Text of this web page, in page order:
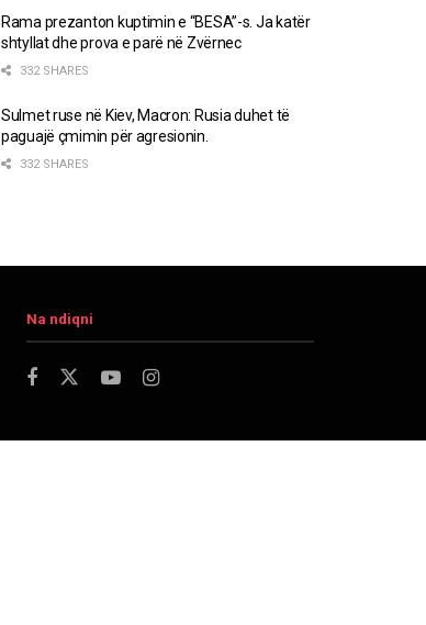
Rama prezanton kuptimin e “BESA”-s. Ja katër
shtyllat dhe prova e parë në Zvërnec
332 SHARES
Sulmet ruse në Kiev, Macron: Rusia duhet të
paguajë çmimin për agresionin.
332 SHARES
Na ndiqni